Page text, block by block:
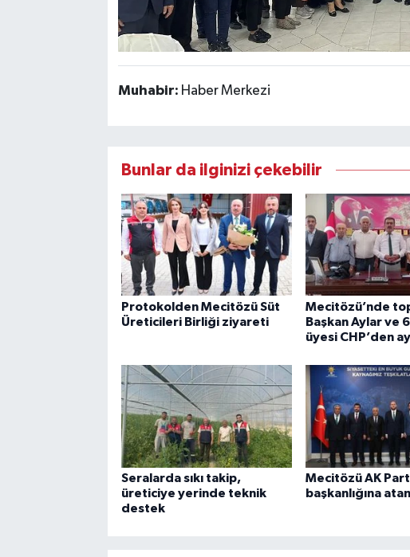
Muhabir: Haber Merkezi
Bunlar da ilginizi çekebilir
Protokolden Mecitözü Süt
Üreticileri Birliği ziyareti
Mecitözü’nde
Başkan Aylar ve
üyesi CHP’den
Seralarda sıkı takip,
üreticiye yerinde teknik
destek
Mecitözü AK
başkanlığına